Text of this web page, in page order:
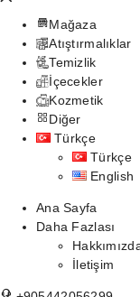
Mağaza
Atıştırmalıklar
Temizlik
İçecekler
Kozmetik
Diğer
Türkçe
Türkçe
English
Ana Sayfa
Daha Fazlası
İletişim